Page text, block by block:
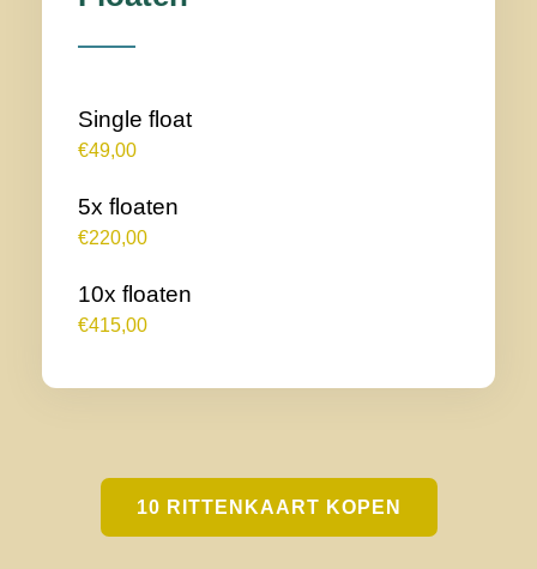
Single float
€49,00
5x floaten
€220,00
10x floaten
€415,00
10 RITTENKAART KOPEN